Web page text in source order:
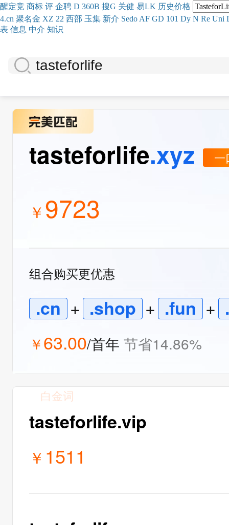
醒定竞 商标 评 企聘 D 360B 搜G 关健 易LK 历史价格
4.cn 聚名金 XZ 22 西部 玉集 新介 Sedo AF GD 101 Dy N Re Uni
表 信息 中介 知识